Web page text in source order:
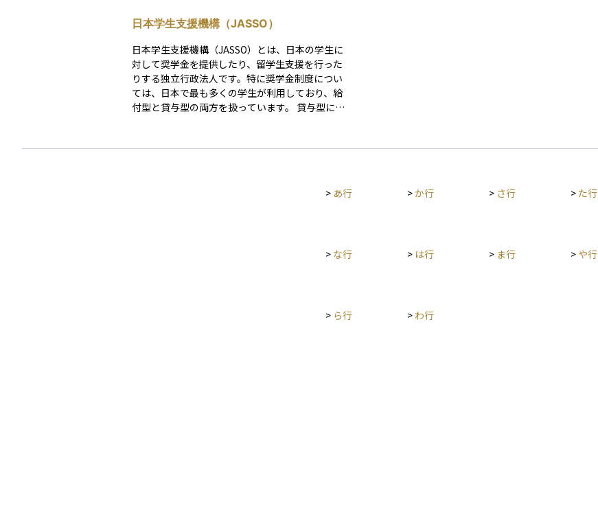
ます。卒業後の返済は、就職後に収入のある中で
少しずつ返していく仕組みですが、返済が長期間
にわたることもあるため、将来の家計設計に影響
を及ぼすこともあります。そのため、貸与型奨学
金を利用する際には、返済計画や利息の有無をよ
く理解してから申し込むことが大切です。
日本学生支援機構（JASSO）
日本学生支援機構（JASSO）とは、日本の学生に
対して奨学金を提供したり、留学生支援を行った
りする独立行政法人です。特に奨学金制度につい
ては、日本で最も多くの学生が利用しており、給
付型と貸与型の両方を扱っています。 貸与型には
いう意欲を持つ学生が高等教育を受けられるよう
利用者が無理のない返済計画を立てられるよう配
> あ行 >か行 > さ行 > た行
> な行 > は行 > ま行 > や行
> ら行 > わ行